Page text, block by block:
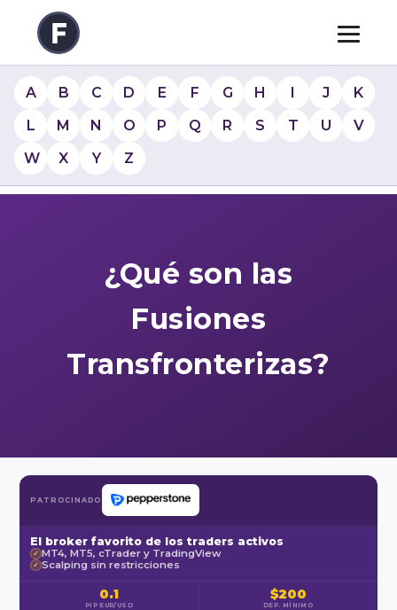
A B C D E F G H I J
K
L
M N O P Q R S T U
V
W
X Y Z
¿Qué son las
Fusiones
Transfronterizas?
PATROCINADO
El broker favorito de los traders activos
✓ MT4, MT5, cTrader y TradingView
✓ Scalping sin restricciones
0.1
PIP EUR/USD
$200
DEP. MÍNIMO